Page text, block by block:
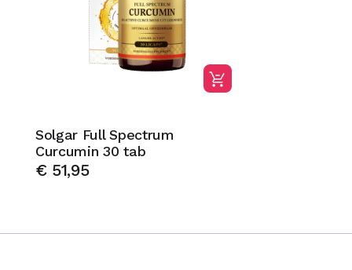
Solgar Full Spectrum
Curcumin 30 tab
€51,95